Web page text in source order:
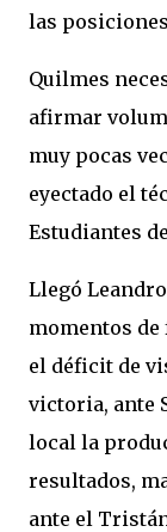
las
Quilmes
afirmar
muy pocas
eyectado el
Estudiantes
Llegó
momentos
el déficit de
victoria, ante
local la
resultados,
ante el